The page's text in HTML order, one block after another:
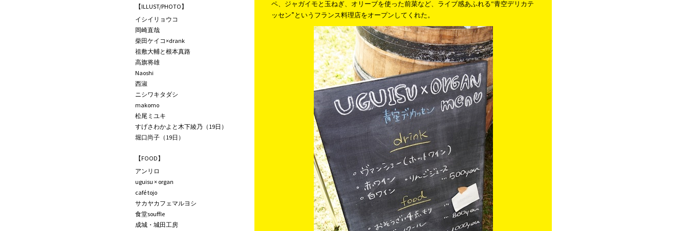
ペ、ジャガイモと玉ねぎ、オリーブを使った前菜など、ライブ感あふれる“青空デリカテ
ッセン”というフランス料理店をオープンしてくれた。
【ILLUST/PHOTO】
イシイリョウコ
岡崎直哉
柴田ケイコ×drank
祖敷大輔と根本真路
高旗将雄
Naoshi
西淑
ニシワキタダシ
makomo
松尾ミユキ
すげさわかよと木下綾乃（19日）
堀口尚子（19日）
【FOOD】
アンリロ
uguisu × organ
café tojo
サカヤカフェマルヨシ
食堂souffle
成城・城田工房